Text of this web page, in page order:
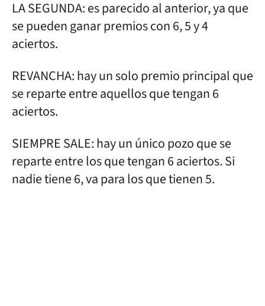
LA SEGUNDA: es parecido al anterior, ya que
se pueden ganar premios con 6, 5 y 4
aciertos.
REVANCHA: hay un solo premio principal que
se reparte entre aquellos que tengan 6
aciertos.
SIEMPRE SALE: hay un único pozo que se
reparte entre los que tengan 6 aciertos. Si
nadie tiene 6, va para los que tienen 5.